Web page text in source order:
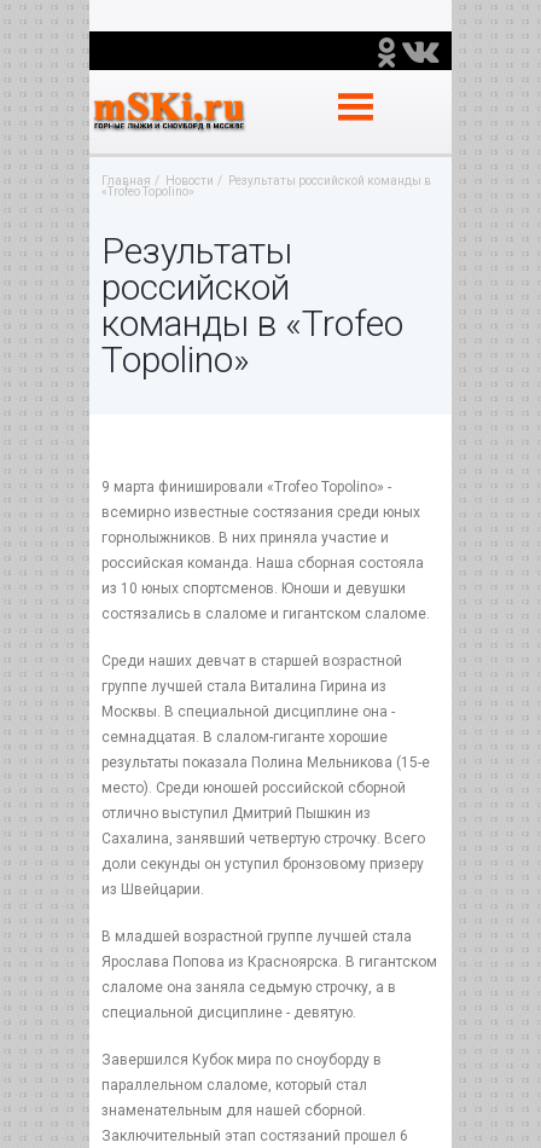
Главная Новости
Результаты российской команды в
«Trofeo Topolino»
Результаты
российской
команды в «Trofeo
Topolino»
9 марта финишировали «Trofeo Topolino» -
всемирно известные состязания среди юных
горнолыжников. В них приняла участие и
российская команда. Наша сборная состояла
из 10 юных спортсменов. Юноши и девушки
состязались в слаломе и гигантском слаломе.
Среди наших девчат в старшей возрастной
группе лучшей стала Виталина Гирина из
Москвы. В специальной дисциплине она -
семнадцатая. В слалом-гиганте хорошие
результаты показала Полина Мельникова (15-е
место). Среди юношей российской сборной
отлично выступил Дмитрий Пышкин из
Сахалина, занявший четвертую строчку. Всего
доли секунды он уступил бронзовому призеру
из Швейцарии.
В младшей возрастной группе лучшей стала
Ярослава Попова из Красноярска. В гигантском
слаломе она заняла седьмую строчку, а в
специальной дисциплине - девятую.
Завершился Кубок мира по сноуборду в
параллельном слаломе, который стал
знаменательным для нашей сборной.
Заключительный этап состязаний прошел 6